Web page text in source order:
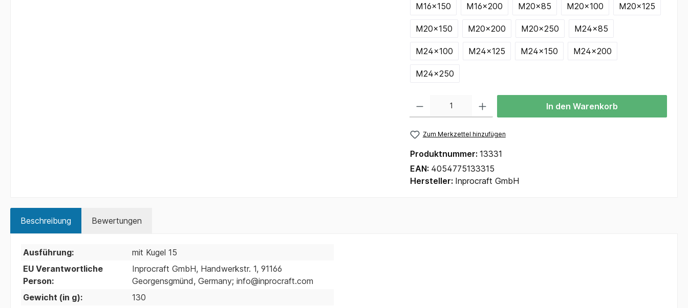
M16x150 M16x200 M20x85 M20x100 M20x125
M20x150 M20x200 M20x250 M24x85
M24x100 M24x125 M24x150 M24x200
M24x250
In den Warenkorb
Zum Merkzettel hinzufügen
Produktnummer: 13331
EAN: 4054775133315
Hersteller: Inprocraft GmbH
Beschreibung Bewertungen
Ausführung:
mit Kugel 15
EU Verantwortliche
Person:
Inprocraft GmbH, Handwerkstr. 1, 91166
Georgensgmünd, Germany; info@inprocraft.com
Gewicht (in g):
130